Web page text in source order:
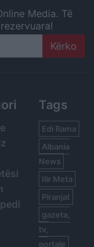
Media. Të
Tags
Edi Rama
Albania
News
Ilir Meta
Piranjat
gazeta,
tv,
portale